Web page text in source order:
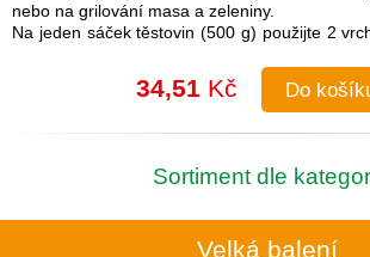
nebo na grilování masa a zeleniny.
Na jeden sáček těstovin (500 g) použijte 2
Návod na přípravu: Do uvařených těstovin
směs a lžíci olivového oleje. Je možné také
rozehřát a koření na něm zlehka opražit,
následně přidat směs k těstovinám.
v obchodě.
Uchovávejte v suchu a temnu.
34,51Kč Do
Sortiment dle
Velká balení